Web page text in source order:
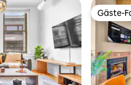
Gäste-
Gäste-